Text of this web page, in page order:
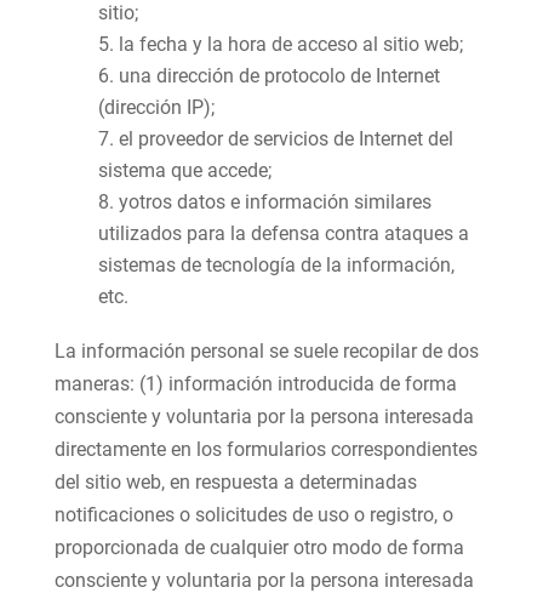
sitio;
la fecha y la hora de acceso al sitio web;
una dirección de protocolo de Internet
(dirección IP);
el proveedor de servicios de Internet del
sistema que accede;
yotros datos e información similares
utilizados para la defensa contra ataques a
sistemas de tecnología de la información,
etc.
La información personal se suele recopilar de dos
maneras: (1) información introducida de forma
consciente y voluntaria por la persona interesada
directamente en los formularios correspondientes
del sitio web, en respuesta a determinadas
notificaciones o solicitudes de uso o registro, o
proporcionada de cualquier otro modo de forma
consciente y voluntaria por la persona interesada